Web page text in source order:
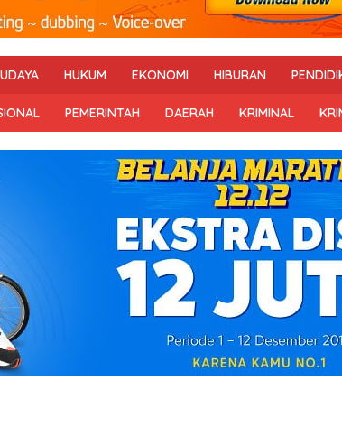
HUKUM EKONOMI HIBURAN
PEMERINTAH DAERAH KRIMINAL